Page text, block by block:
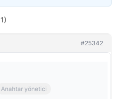
#25342
Anahtar yönetici